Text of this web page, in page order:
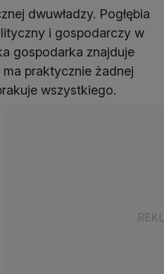
dwuwładzy. Pogłębia
i gospodarczy w
gospodarka znajduje
praktycznie żadnej
wszystkiego.